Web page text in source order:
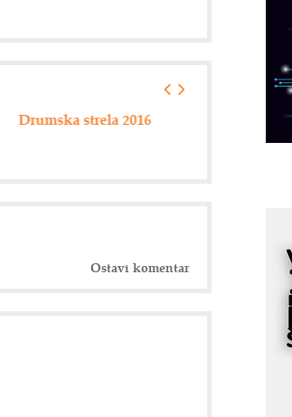
80 miliona dinara za Efikasan
Ostavi komentar